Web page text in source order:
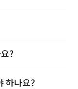
?
하나요?